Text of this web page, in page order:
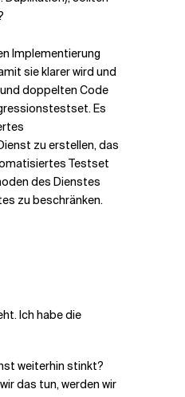
Implementierung
sie klarer wird und
doppelten Code
Es
zu erstellen, das
Testset
des Dienstes
zu beschränken.
Ich habe die
weiterhin stinkt?
das tun, werden wir